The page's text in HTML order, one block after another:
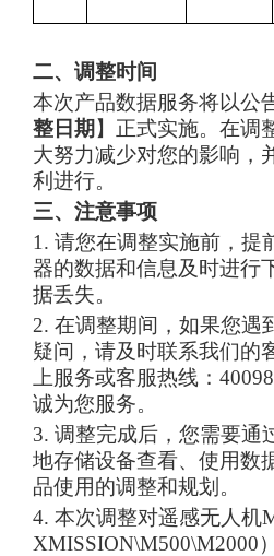
二、调整时间
本次产品数据服务将以公
整日期 】正式实施。在调
大努力减少对您的影响，
利进行。
三、注意事项
1. 请您在调整实施前，提
器的数据和信息及时进行
据丢失。
2. 在调整期间，如果您遇
疑问，请及时联系我们的
上服务或客服热线：
诚为您服务。
3. 调整完成后，您需要通
地存储设备查看、使用数
品使用的调整和规划。
4. 本次调整对遥感无人机
XMISSION\M500\M2000